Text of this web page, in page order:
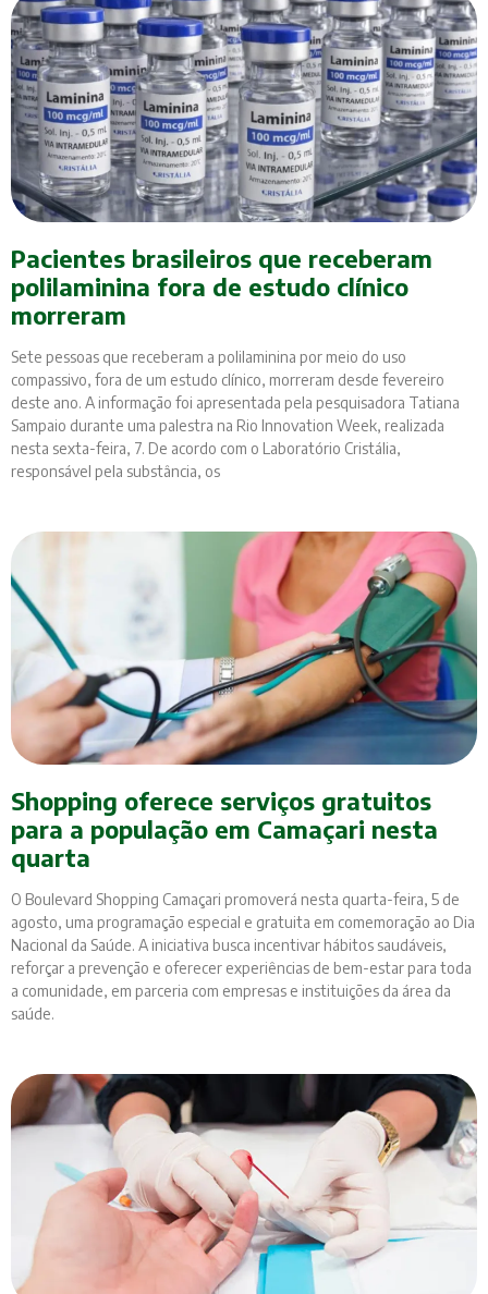
Pacientes brasileiros que receberam
polilaminina fora de estudo clínico
morreram
Sete pessoas que receberam a polilaminina por meio do uso
compassivo, fora de um estudo clínico, morreram desde fevereiro
deste ano. A informação foi apresentada pela pesquisadora Tatiana
Sampaio durante uma palestra na Rio Innovation Week, realizada
nesta sexta-feira, 7. De acordo com o Laboratório Cristália,
responsável pela substância, os
Shopping oferece serviços gratuitos
para a população em Camaçari nesta
quarta
O Boulevard Shopping Camaçari promoverá nesta quarta-feira, 5 de
agosto, uma programação especial e gratuita em comemoração ao Dia
Nacional da Saúde. A iniciativa busca incentivar hábitos saudáveis,
reforçar a prevenção e oferecer experiências de bem-estar para toda
a comunidade, em parceria com empresas e instituições da área da
saúde.